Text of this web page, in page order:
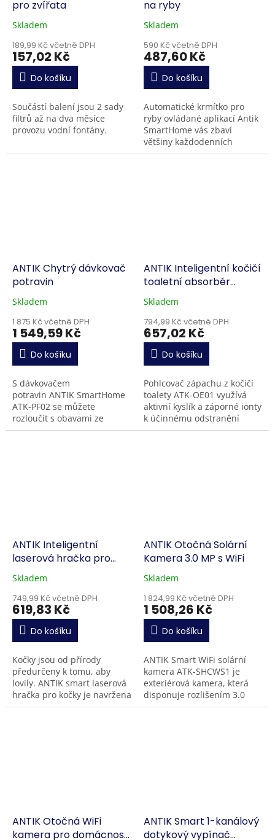
pro zvířata
Skladem
189,99 Kč včetně DPH
157,02 Kč
Do košíku
Součástí balení jsou 2 sady
filtrů až na dva měsíce
provozu vodní fontány.
na ryby
Skladem
590 Kč včetně DPH
487,60 Kč
Do košíku
Automatické krmítko pro
ryby ovládané aplikací Antik
SmartHome vás zbaví
většiny každodenních
povinností spojených s péčí
ANTIK Chytrý dávkovač
potravin
Skladem
1 875 Kč včetně DPH
1 549,59 Kč
Do košíku
S dávkovačem
potravin ANTIK SmartHome
ATK-PF02 se můžete
rozloučit s obavami ze
zmeškaných jídel nebo
ANTIK Inteligentní kočičí
toaletní absorbér
zápachu
Skladem
794,99 Kč včetně DPH
657,02 Kč
Do košíku
Pohlcovač zápachu z kočičí
toalety ATK-OE01 využívá
aktivní kyslík a záporné ionty
k účinnému odstranění
nepříjemných pachů a
ANTIK Inteligentní
laserová hračka pro
kočky
Skladem
749,99 Kč včetně DPH
619,83 Kč
Do košíku
Kočky jsou od přírody
předurčeny k tomu, aby
lovily. ANTIK smart laserová
hračka pro kočky je navržena
tak, aby zábavnou formou
ANTIK Otočná Solární
Kamera 3.0 MP s WiFi
Skladem
1 824,99 Kč včetně DPH
1 508,26 Kč
Do košíku
ANTIK Smart WiFi solární
kamera ATK-SHCWS1 je
exteriérová kamera, která
disponuje rozlišením 3.0
megapixely (2304 x 1290
ANTIK Otočná WiFi
kamera pro domácnost
ANTIK Smart 1-kanálový
dotykový vypínač